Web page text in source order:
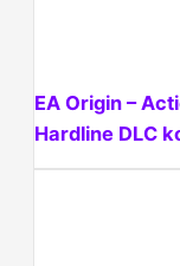
EA Origin –
Hardline DLC